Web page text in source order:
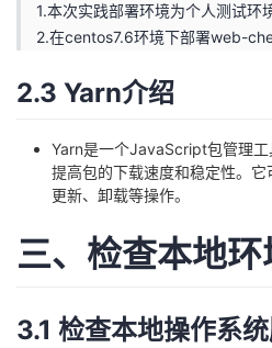
1.本次实践部署环境为个人测试环境
2.在centos7.6环境下部署web-
2.3 Yarn介绍
Yarn是一个JavaScript包管理
提高包的下载速度和稳定性。它
更新、卸载等操作。
三、检查本地环
3.1 检查本地操作系